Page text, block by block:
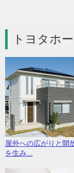
トヨタホ
屋外への広がりと開
を生み...